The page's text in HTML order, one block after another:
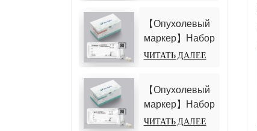
иммуноанализ)
углеводов 19-9
(CA19-9)
(гомогенный
иммуноанализ)
【Опухолевый
маркер】Набор
для
цитокератина
19 21-1
(CYFRA21-1)
ЧИТАТЬ ДАЛЕЕ
【Опухолевый
маркер】Набор
для
ЧИТАТЬ ДАЛЕЕ